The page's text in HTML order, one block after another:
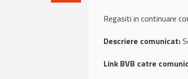
Regasiti in continuare
Descriere comunicat:
Link BVB catre